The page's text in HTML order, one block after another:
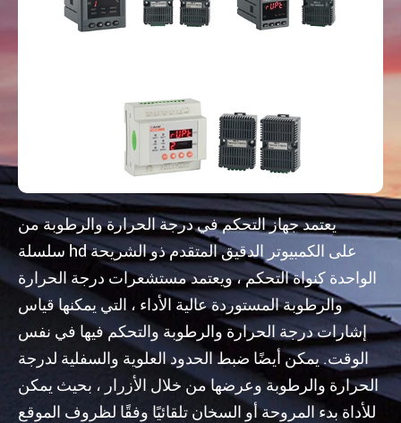
يعتمد جهاز التحكم في درجة الحرارة والرطوبة من
سلسلة hd على الكمبيوتر الدقيق المتقدم ذو الشريحة
الواحدة كنواة التحكم ، ويعتمد مستشعرات درجة الحرارة
والرطوبة المستوردة عالية الأداء ، التي يمكنها قياس
إشارات درجة الحرارة والرطوبة والتحكم فيها في نفس
الوقت. يمكن أيضًا ضبط الحدود العلوية والسفلية لدرجة
الحرارة والرطوبة وعرضها من خلال الأزرار ، بحيث يمكن
للأداة بدء المروحة أو السخان تلقائيًا وفقًا لظروف الموقع